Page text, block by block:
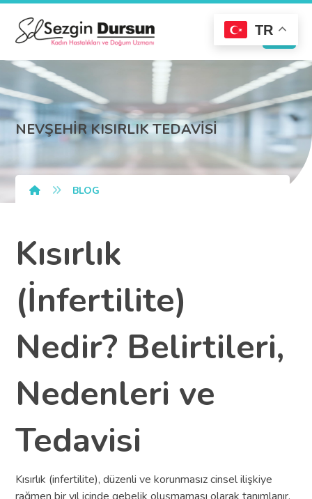
NEVŞEHİR KISIRLIK TEDAVİSİ
BLOG
Kısırlık
(İnfertilite)
Nedir? Belirtileri,
Nedenleri ve
Tedavisi
Kısırlık (infertilite), düzenli ve korunmasız cinsel ilişkiye
TR